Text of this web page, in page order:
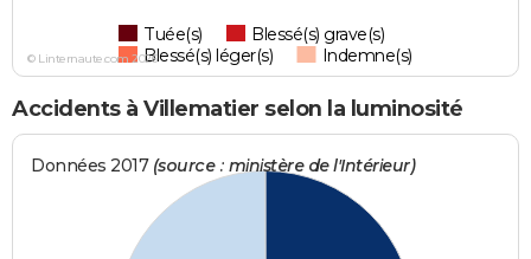
Tuée(s)
Blessé(s) grave(s)
Blessé(s) léger(s)
Indemne(s)
© Linternaute.com 2026
Accidents à Villematier selon la luminosité
Données 2017 (source : ministère de l'Intérieur)